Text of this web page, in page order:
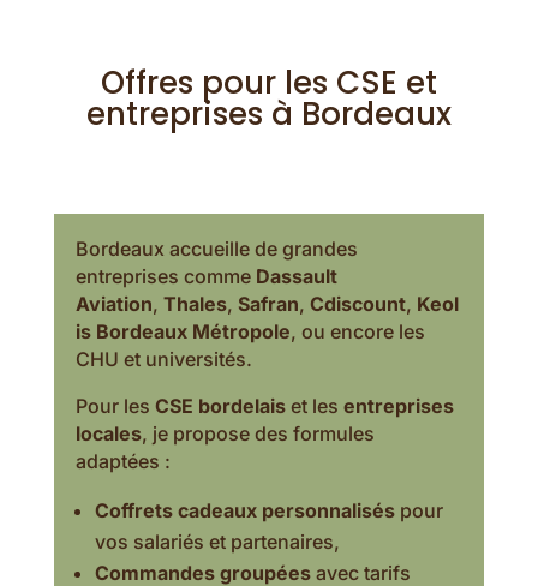
Offres pour les CSE et
entreprises à Bordeaux
Bordeaux accueille de grandes
entreprises comme Dassault
Aviation, Thales, Safran, Cdiscount, Keol
is Bordeaux Métropole, ou encore les
CHU et universités.
Pour les CSE bordelaiset les entreprises
locales, je propose des formules
adaptées :
Coffrets cadeaux personnaliséspour
vos salariés et partenaires,
Commandes groupéesavec tarifs